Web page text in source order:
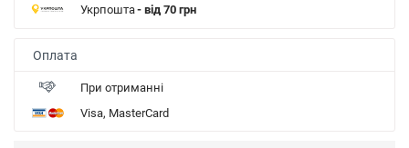
Укрпошта- від 70 грн
Оплата
При отриманні
Visa, MasterCard